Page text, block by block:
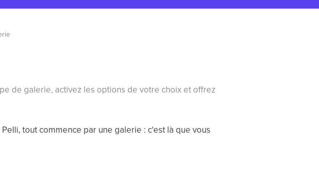
de galerie, activez les options de votre choix et offrez
tout commence par une galerie : c'est là que vous